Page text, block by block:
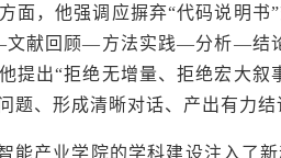
面，他强调应摒弃“代码说明
献回顾—方法实践—分析—结
提出“拒绝无增量、拒绝宏大
题、形成清晰对话、产出有力结
能产业学院的学科建设注入了